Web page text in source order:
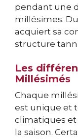
pendant une
millésimes.
acquiert sa
structure
Les
Millésimés
Chaque
est unique et
climatiques et
la saison.